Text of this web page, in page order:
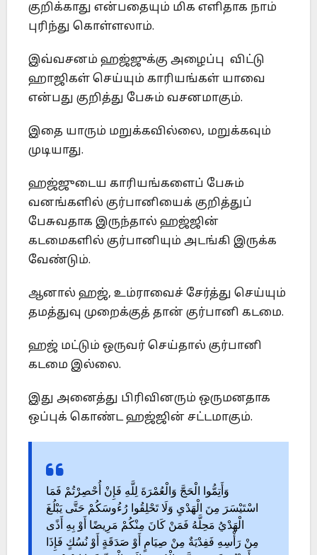
குறிக்காது என்பதையும் மிக எளிதாக நாம்
புரிந்து ‎கொள்ளலாம்.‎
இவ்வசனம் ஹஜ்ஜுக்கு அழைப்பு விட்டு
ஹாஜிகள் செய்யும் ‎காரியங்கள் யாவை
என்பது குறித்து பேசும் வசனமாகும்.
இதை யாரும் ‎மறுக்கவில்லை, மறுக்கவும்
முடியாது.‎
ஹஜ்ஜுடைய காரியங்களைப் பேசும்
வனங்களில் குர்பானியைக் ‎குறித்துப்
பேசுவதாக இருந்தால் ஹஜ்ஜின்
கடமைகளில் குர்பானியும் ‎அடங்கி இருக்க
வேண்டும்.
ஆனால் ஹஜ், உம்ராவைச் சேர்த்து ‎செய்யும்
தமத்துவு முறைக்குத் தான் குர்பானி கடமை.
ஹஜ் மட்டும் ‎ஒருவர் செய்தால் குர்பானி
கடமை இல்லை. ‎
இது அனைத்து பிரிவினரும் ஒருமனதாக
ஒப்புக் கொண்ட ஹஜ்ஜின் ‎சட்டமாகும்.‎
‎‎وَأَتِمُّوا الْحَجَّ وَالْعُمْرَةَ لِلَّهِ فَإِنْ أُحْصِرْتُمْ فَمَا
اسْتَيْسَرَ مِنَ الْهَدْيِ وَلَا تَحْلِقُوا رُءُوسَكُمْ حَتَّى يَبْلُغَ
الْهَدْيُ مَحِلَّهُ فَمَنْ كَانَ مِنْكُمْ ‏مَرِيضًا أَوْ بِهِ أَذًى
مِنْ رَأْسِهِ فَفِدْيَةٌ مِنْ صِيَامٍ أَوْ صَدَقَةٍ أَوْ نُسُكٍ فَإِذَا